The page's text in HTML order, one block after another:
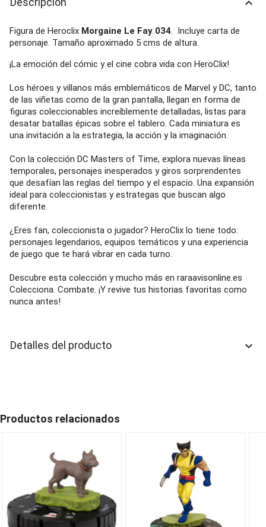
Figura de Heroclix Morgaine Le Fay 034. Incluye carta de
personaje. Tamaño aproximado 5 cms de altura.
¡La emoción del cómic y el cine cobra vida con HeroClix!
Los héroes y villanos más emblemáticos de Marvel y DC, tanto
de las viñetas como de la gran pantalla, llegan en forma de
figuras coleccionables increíblemente detalladas, listas para
desatar batallas épicas sobre el tablero. Cada miniatura es
una invitación a la estrategia, la acción y la imaginación.
Con la colección DC Masters of Time, explora nuevas líneas
temporales, personajes inesperados y giros sorprendentes
que desafían las reglas del tiempo y el espacio. Una expansión
ideal para coleccionistas y estrategas que buscan algo
diferente.
¿Eres fan, coleccionista o jugador? HeroClix lo tiene todo:
personajes legendarios, equipos temáticos y una experiencia
de juego que te hará vibrar en cada turno.
Descubre esta colección y mucho más en raraavisonline.es
Colecciona. Combate. ¡Y revive tus historias favoritas como
nunca antes!
Detalles del producto keyboard_arrow_down
Productos relacionados